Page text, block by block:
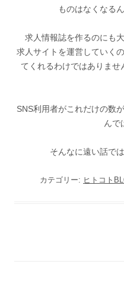
ものはなくなる
求人情報誌を作るのにも
求人サイトを運営していく
てくれるわけではありませ
SNS利用者がこれだけの数
んで
そんなに遠い話で
カテゴリー: ヒトコト